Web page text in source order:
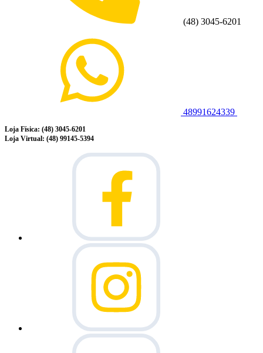
(48) 3045-6201
48991624339
Loja Física: (48) 3045-6201
Loja Virtual: (48) 99145-5394